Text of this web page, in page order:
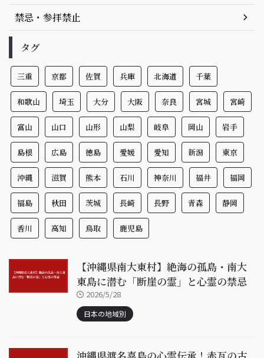
禁忌・参拝禁止
タグ
三重 京都 佐賀 兵庫 北海道 千葉
和歌山 埼玉 大分 大阪 奈良 宮城 宮崎
富山 山口 山形 山梨 岐阜 岡山 岩手
島根 広島 徳島 愛媛 愛知 新潟 東京
沖縄 滋賀 熊本 石川 神奈川 福井 福岡
福島 秋田 茨城 長崎 長野 青森 静岡
香川 高知 鳥取 鹿児島
【沖縄県南大東村】絶海の孤島・南大
東島に潜む「断崖の霊」と心霊の禁忌
2026/5/28
日本の地域別